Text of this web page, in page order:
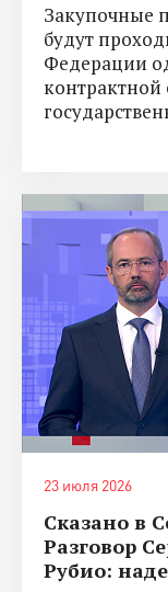
Закупочные
будут
Федерации
контрактной
23 июля 2026
Сказано в
Разговор
Рубио: